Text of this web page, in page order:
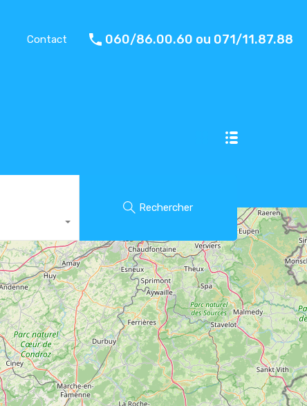
Contact 060/86.00.60 ou 071/11.87.88
Rechercher